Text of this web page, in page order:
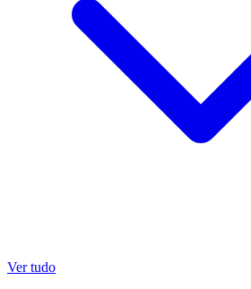
Ver tudo